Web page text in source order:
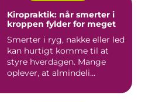
Kiropraktik: når smerter i
kroppen fylder for meget
Smerter i ryg, nakke eller led
kan hurtigt komme til at
styre hverdagen. Mange
oplever, at almindeli...